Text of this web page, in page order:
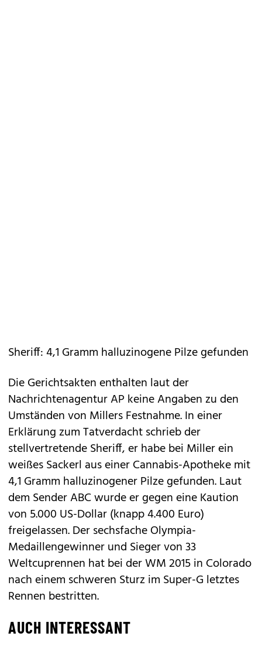
Sheriff: 4,1 Gramm halluzinogene Pilze gefunden
Die Gerichtsakten enthalten laut der
Nachrichtenagentur AP keine Angaben zu den
Umständen von Millers Festnahme. In einer
Erklärung zum Tatverdacht schrieb der
stellvertretende Sheriff, er habe bei Miller ein
weißes Sackerl aus einer Cannabis-Apotheke mit
4,1 Gramm halluzinogener Pilze gefunden. Laut
dem Sender ABC wurde er gegen eine Kaution
von 5.000 US-Dollar (knapp 4.400 Euro)
freigelassen. Der sechsfache Olympia-
Medaillengewinner und Sieger von 33
Weltcuprennen hat bei der WM 2015 in Colorado
nach einem schweren Sturz im Super-G letztes
Rennen bestritten.
AUCH INTERESSANT